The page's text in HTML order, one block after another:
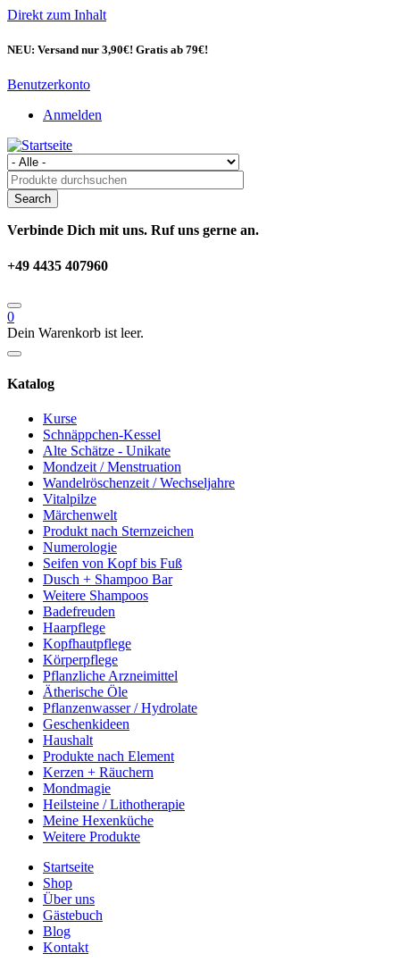
Direkt zum Inhalt
NEU: Versand nur 3,90€! Gratis ab 79€!
Benutzerkonto
Anmelden
Verbinde Dich mit uns. Ruf uns gerne an.
+49 4435 407960
0
Dein Warenkorb ist leer.
Katalog
Kurse
Schnäppchen-Kessel
Alte Schätze - Unikate
Mondzeit / Menstruation
Wandelröschenzeit / Wechseljahre
Vitalpilze
Märchenwelt
Produkt nach Sternzeichen
Numerologie
Seifen von Kopf bis Fuß
Dusch + Shampoo Bar
Weitere Shampoos
Badefreuden
Haarpflege
Kopfhautpflege
Körperpflege
Pflanzliche Arzneimittel
Ätherische Öle
Pflanzenwasser / Hydrolate
Geschenkideen
Haushalt
Produkte nach Element
Kerzen + Räuchern
Mondmagie
Heilsteine / Lithotherapie
Meine Hexenküche
Weitere Produkte
Startseite
Shop
Über uns
Gästebuch
Blog
Kontakt